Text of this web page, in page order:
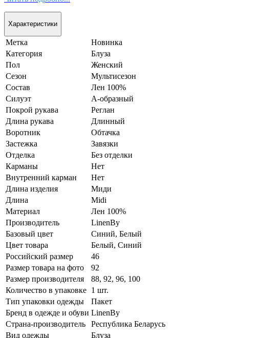
Характеристики
Метка
Новинка
Категория
Блуза
Пол
Женский
Сезон
Мультисезон
Состав
Лен 100%
Силуэт
А-образный
Покрой рукава
Реглан
Длина рукава
Длинный
Воротник
Обтачка
Застежка
Завязки
Отделка
Без отделки
Карманы
Нет
Внутренний карман
Нет
Длина изделия
Миди
Длина
Midi
Материал
Лен 100%
Производитель
LinenBy
Базовый цвет
Синий, Белый
Цвет товара
Белый, Синий
Российский размер
46
Размер товара на фото
92
Размер производителя
88, 92, 96, 100
Количество в упаковке 1 шт.
Тип упаковки одежды
Пакет
Бренд в одежде и обуви LinenBy
Страна-производитель
Республика Беларусь
Вид одежды
Блуза